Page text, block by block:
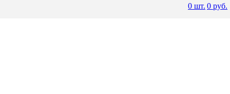
0 шт. 0 руб.